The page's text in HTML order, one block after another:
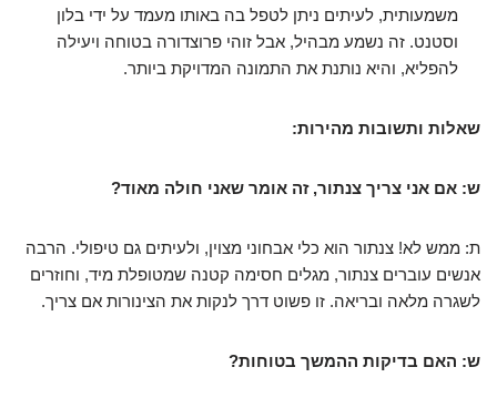
משמעותית, לעיתים ניתן לטפל בה באותו מעמד על ידי בלון
וסטנט. זה נשמע מבהיל, אבל זוהי פרוצדורה בטוחה ויעילה
להפליא, והיא נותנת את התמונה המדויקת ביותר.
שאלות ותשובות מהירות:
ש: אם אני צריך צנתור, זה אומר שאני חולה מאוד?
ת: ממש לא! צנתור הוא כלי אבחוני מצוין, ולעיתים גם טיפולי. הרבה
אנשים עוברים צנתור, מגלים חסימה קטנה שמטופלת מיד, וחוזרים
לשגרה מלאה ובריאה. זו פשוט דרך לנקות את הצינורות אם צריך.
ש: האם בדיקות ההמשך בטוחות?